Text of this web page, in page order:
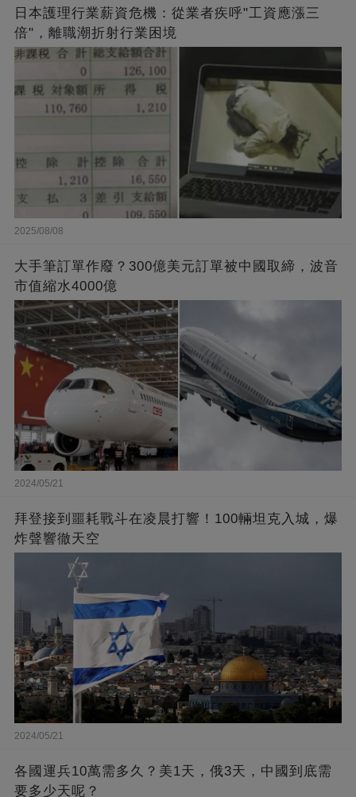
日本護理行業薪資危機：從業者疾呼"工資應漲三
倍"，離職潮折射行業困境
2025/08/08
大手筆訂單作廢？300億美元訂單被中國取締，波音
市值縮水4000億
2024/05/21
拜登接到噩耗戰斗在凌晨打響！100輛坦克入城，爆
炸聲響徹天空
2024/05/21
各國運兵10萬需多久？美1天，俄3天，中國到底需
要多少天呢？